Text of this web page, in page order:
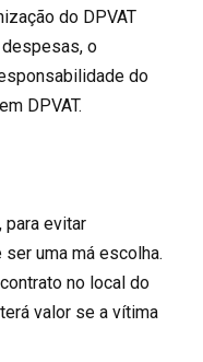
do DPVAT
o
do
DPVAT.
para evitar
uma má escolha.
no local do
valor se a vítima